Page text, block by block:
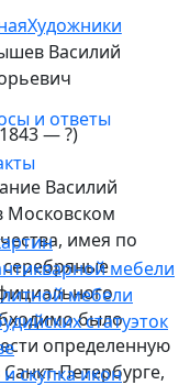
и ответы
мебели
мебели
статуэток
скупка икон
Художники
Василий
— ?)
Василий
Московском
имея по
было
определенную
Петербурге,